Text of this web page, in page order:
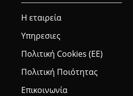
Η εταιρεία
Υπηρεσιες
Πολιτική Cookies (ΕΕ)
Πολιτική Ποιότητας
Επικοινωνία